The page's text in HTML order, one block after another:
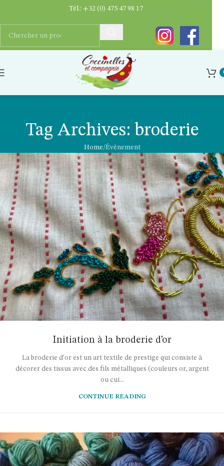
Tag Archives: broderie
Home Évènement
Initiation à la broderie d’or
La broderie d'or est un art textile de prestige qui consiste à
décorer des tissus avec des fils métalliques (couleurs or, argent
ou cui...
CONTINUE READING
Tél.: +32 (0) 475 47 98 17